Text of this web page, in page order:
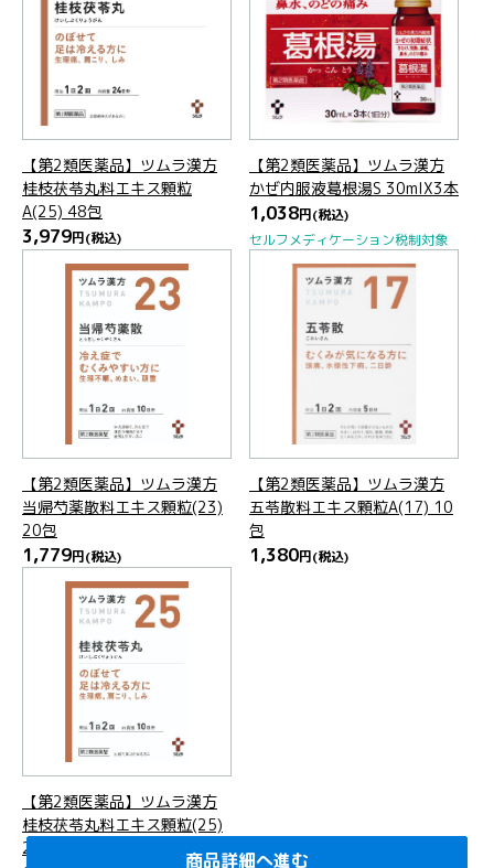
商品詳細へ進む
商品詳細へ進む
商品詳細へ進む
商品詳細へ進む
商品詳細へ進む
商品詳細へ進む
商品詳細へ進む
商品詳細へ進む
商品詳細へ進む
商品詳細へ進む
商品詳細へ進む
商品詳細へ進む
【第2類医薬品】ツムラ漢方
桂枝茯苓丸料エキス顆粒
A(25) 48包
3,979円(税込)
商品詳細へ進む
【第2類医薬品】ツムラ漢方
かぜ内服液葛根湯S 30mlX3本
1,038円(税込)
セルフメディケーション税制対象
商品詳細へ進む
【第2類医薬品】ツムラ漢方
当帰芍薬散料エキス顆粒(23)
20包
1,779円(税込)
商品詳細へ進む
【第2類医薬品】ツムラ漢方
五苓散料エキス顆粒A(17) 10
包
1,380円(税込)
商品詳細へ進む
【第2類医薬品】ツムラ漢方
桂枝茯苓丸料エキス顆粒(25)
20包
商品詳細へ進む